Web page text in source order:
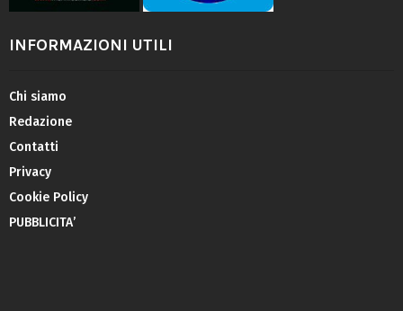
INFORMAZIONI UTILI
Chi siamo
Redazione
Contatti
Privacy
Cookie Policy
PUBBLICITA’